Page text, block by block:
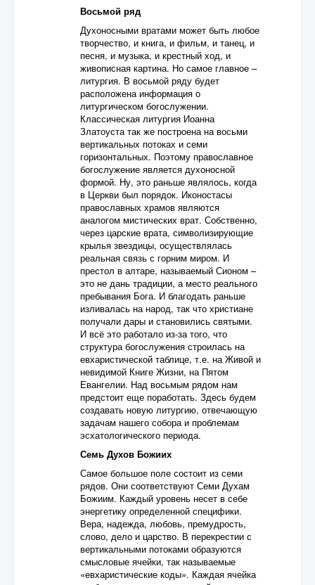
Восьмой ряд
Духоносными вратами может быть любое
творчество, и книга, и фильм, и танец, и
песня, и музыка, и крестный ход, и
живописная картина. Но самое главное –
литургия. В восьмой ряду будет
расположена информация о
литургическом богослужении.
Классическая литургия Иоанна
Златоуста так же построена на восьми
вертикальных потоках и семи
горизонтальных. Поэтому православное
богослужение является духоносной
формой. Ну, это раньше являлось, когда
в Церкви был порядок. Иконостасы
православных храмов являются
аналогом мистических врат. Собственно,
через царские врата, символизирующие
крылья звездицы, осуществлялась
реальная связь с горним миром. И
престол в алтаре, называемый Сионом –
это не дань традиции, а место реального
пребывания Бога. И благодать раньше
изливалась на народ, так что христиане
получали дары и становились святыми.
И всё это работало из-за того, что
структура богослужения строилась на
евхаристической таблице, т.е. на Живой и
невидимой Книге Жизни, на Пятом
Евангелии. Над восьмым рядом нам
предстоит еще поработать. Здесь будем
создавать новую литургию, отвечающую
задачам нашего собора и проблемам
эсхатологического периода.
Семь Духов Божиих
Самое большое поле состоит из семи
рядов. Они соответствуют Семи Духам
Божиим. Каждый уровень несет в себе
энергетику определенной специфики.
Вера, надежда, любовь, премудрость,
слово, дело и царство. В перекрестии с
вертикальными потоками образуются
смысловые ячейки, так называемые
«евхаристические коды». Каждая ячейка